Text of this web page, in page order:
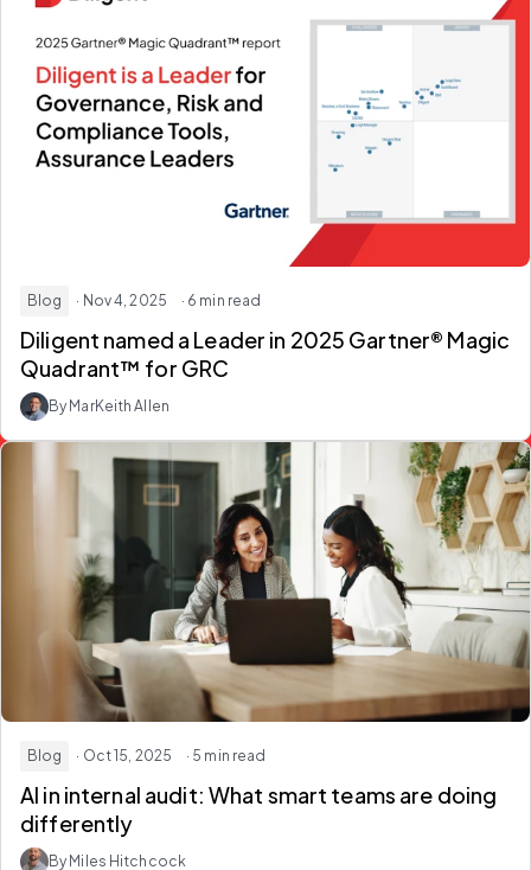
Blog · Nov 4, 2025 · 6 min read
Diligent named a Leader in 2025 Gartner® Magic
Quadrant™ for GRC
By MarKeith Allen
Blog · Oct 15, 2025 · 5 min read
AI in internal audit: What smart teams are doing
differently
By Miles Hitchcock